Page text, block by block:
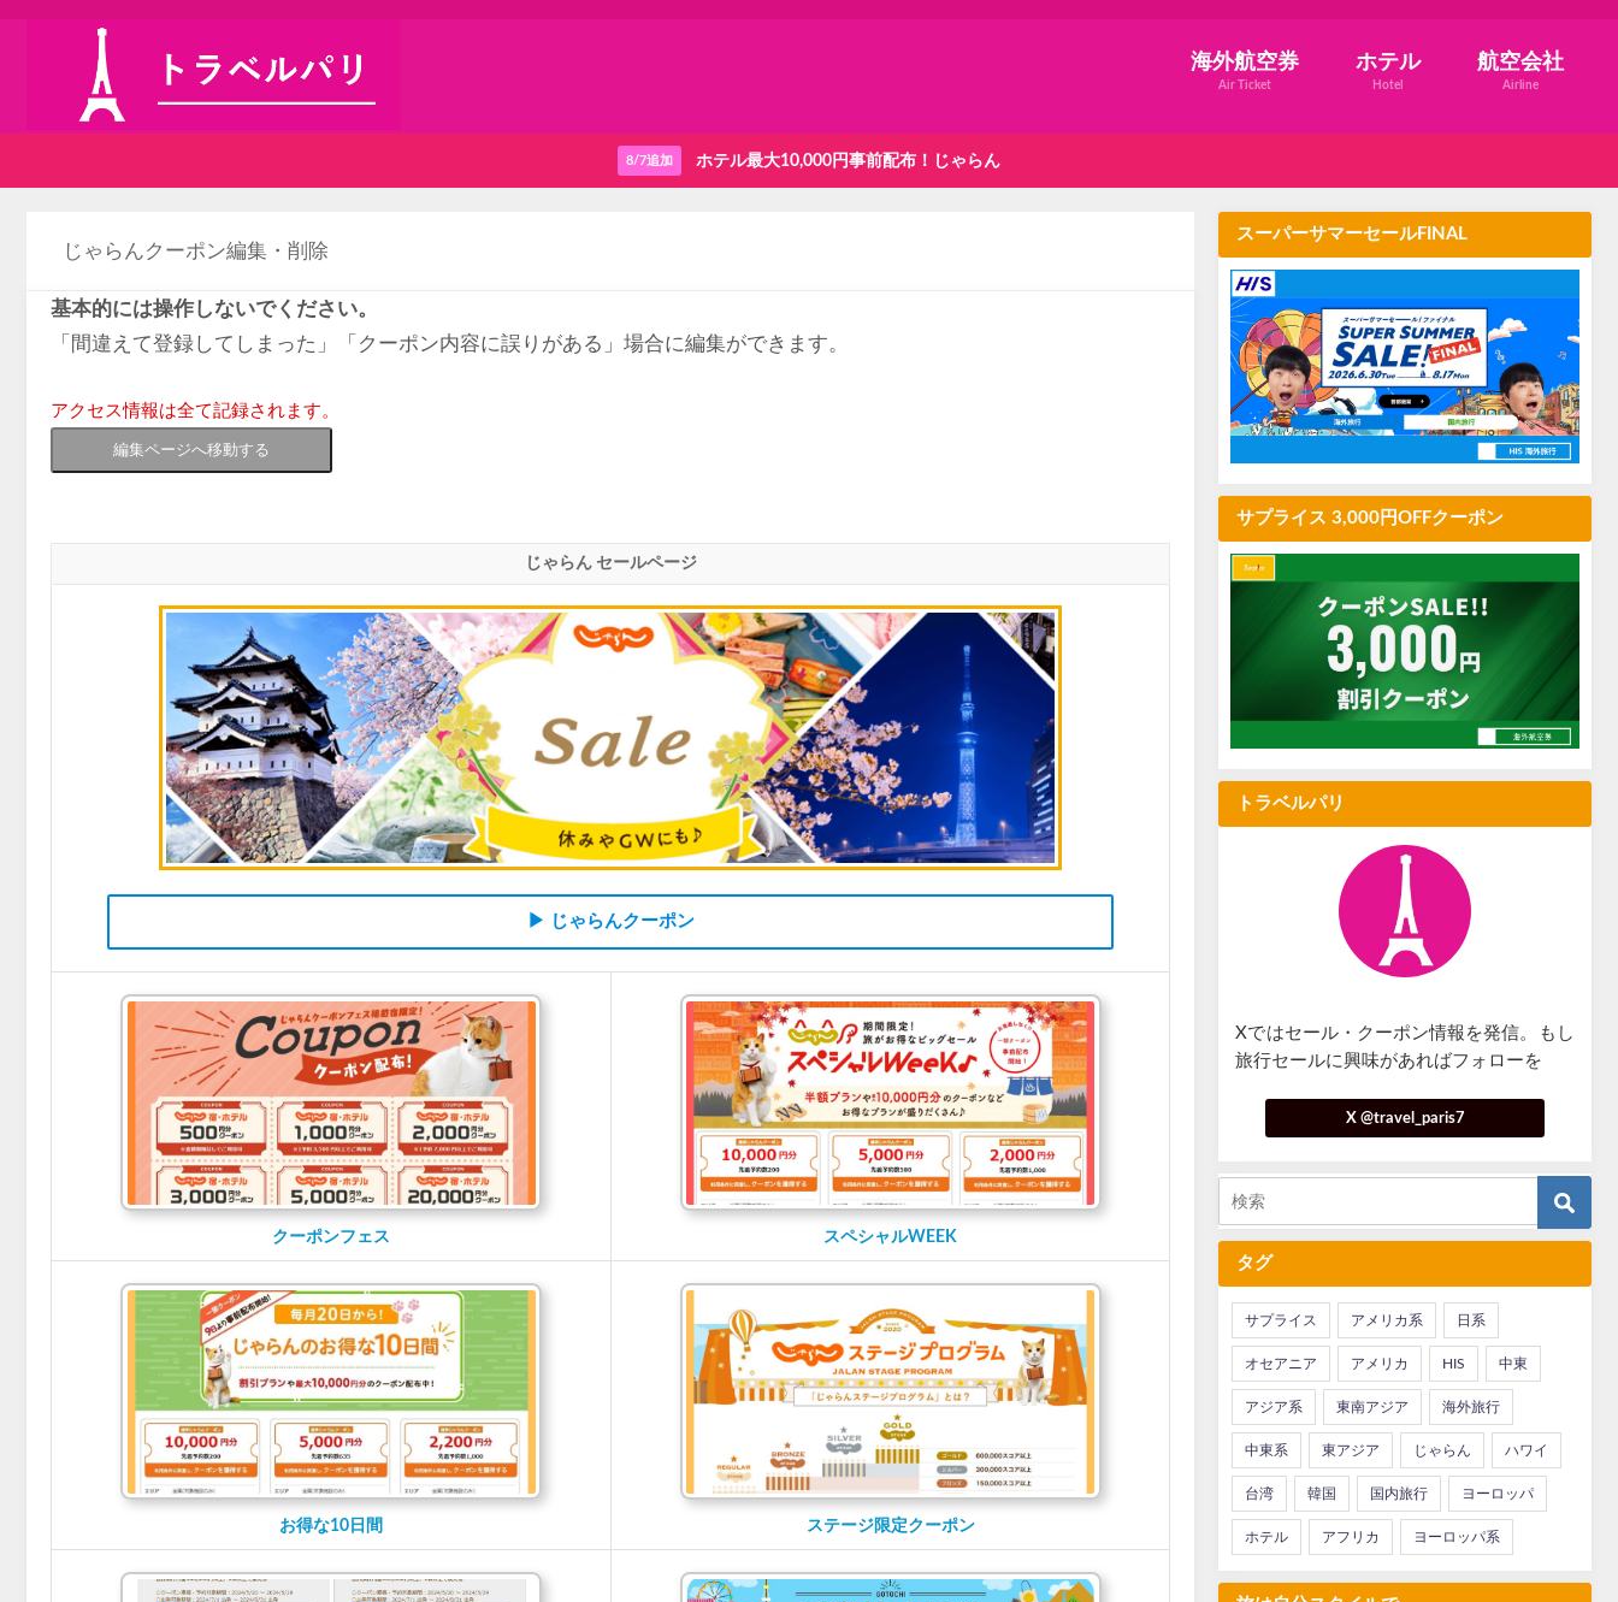
海外航空券
Air Ticket
ホテル
Hotel
航空会社
Airline
8/7追加 ホテル最大10,000円事前配布！じゃらん
じゃらんクーポン編集・削除
基本的には操作しないでください。
「間違えて登録してしまった」「クーポン内容に誤りがある」場合に編集ができます。
アクセス情報は全て記録されます。
編集ページへ移動する
じゃらん セールページ
▶ じゃらんクーポン
クーポンフェス スペシャルWEEK
お得な10日間 ステージ限定クーポン
スーパーサマーセールFINAL
サプライス 3,000円OFFクーポン
トラベルパリ
Xではセール・クーポン情報を発信。もし
旅行セールに興味があればフォローを
X @travel_paris7
タグ
サプライス アメリカ系 日系
オセアニア アメリカ HIS 中東
アジア系 東南アジア 海外旅行
中東系 東アジア じゃらん ハワイ
台湾 韓国 国内旅行 ヨーロッパ
ホテル アフリカ ヨーロッパ系